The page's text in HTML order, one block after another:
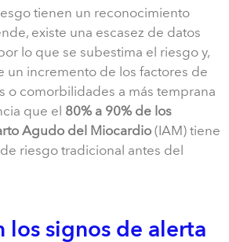
tienen un reconocimiento
existe una escasez de datos
lo que se subestima el riesgo y,
un incremento de los factores de
o comorbilidades a más temprana
que el 80% a 90% de los
Agudo del Miocardio(IAM) tiene
riesgo tradicional antes del
los signos de alerta